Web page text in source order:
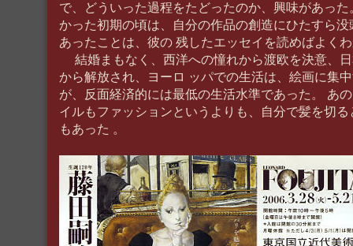
で、どういった過程をたどったのか、興味があっ
かった初期の頃は、自分の作品の創造にひたすら
あったことは、彼の 残したエッセイを読めばよく
結婚まもなく、西洋への憧れから渡欧を決意、
から解放され、ヨーロ ッパでの生活は、絵画に集
が、反面経済的には最低の生活水準であった。 あ
イルもファッションというよりも、自分で髪を切
もあった 。